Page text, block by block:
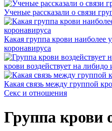
Ученые рассказали о связи
Какая группа крови наиболее
коронавируса
крови воздействует на
Какая связь между группой
Секс и отношения
Группа крови